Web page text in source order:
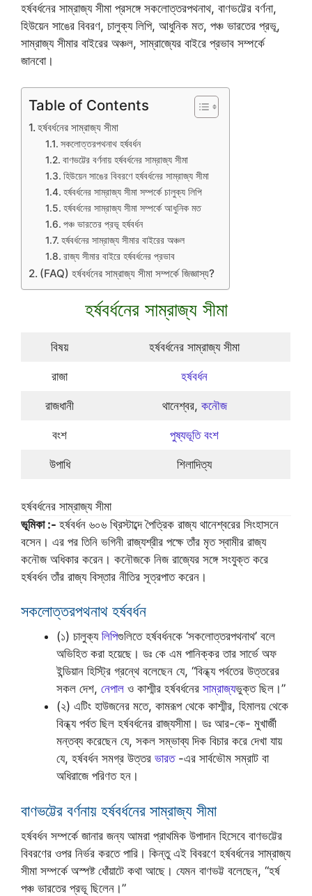
হর্ষবর্ধনের সাম্রাজ্য সীমা প্রসঙ্গে সকলোত্তরপথনাথ, বাণভট্টের বর্ণনা,
হিউয়েন সাঙের বিবরণ, চালুক্য লিপি, আধুনিক মত, পঞ্চ ভারতের প্রভূ,
সাম্রাজ্য সীমার বাইরের অঞ্চল, সাম্রাজ্যের বাইরে প্রভাব সম্পর্কে
জানবো।
Table of Contents
হর্ষবর্ধনের সাম্রাজ্য সীমা
সকলোত্তরপথনাথ হর্ষবর্ধন
বাণভট্টের বর্ণনায় হর্ষবর্ধনের সাম্রাজ্য সীমা
হিউয়েন সাঙের বিবরণে হর্ষবর্ধনের সাম্রাজ্য সীমা
হর্ষবর্ধনের সাম্রাজ্য সীমা সম্পর্কে চালুক্য লিপি
হর্ষবর্ধনের সাম্রাজ্য সীমা সম্পর্কে আধুনিক মত
পঞ্চ ভারতের প্রভূ হর্ষবর্ধন
হর্ষবর্ধনের সাম্রাজ্য সীমার বাইরের অঞ্চল
রাজ্য সীমার বাইরে হর্ষবর্ধনের প্রভাব
(FAQ) হর্ষবর্ধনের সাম্রাজ্য সীমা সম্পর্কে জিজ্ঞাস্য?
হর্ষবর্ধনের সাম্রাজ্য সীমা
বিষয় হর্ষবর্ধনের সাম্রাজ্য সীমা
রাজা হর্ষবর্ধন
রাজধানী থানেশ্বর, কনৌজ
বংশ পুষ্যভূতি বংশ
উপাধি শিলাদিত্য
হর্ষবর্ধনের সাম্রাজ্য সীমা
ভূমিকা :- হর্ষবর্ধন ৬০৬ খ্রিস্টাব্দে পৈত্রিক রাজ্য থানেশ্বরের সিংহাসনে
বসেন। এর পর তিনি ভগিনী রাজ্যশ্রীর পক্ষে তাঁর মৃত স্বামীর রাজ্য
কনৌজ অধিকার করেন। কনৌজকে নিজ রাজ্যের সঙ্গে সংযুক্ত করে
হর্ষবর্ধন তাঁর রাজ্য বিস্তার নীতির সূত্রপাত করেন।
সকলোত্তরপথনাথ হর্ষবর্ধন
(১) চালুক্য লিপিগুলিতে হর্ষবর্ধনকে ‘সকলোত্তরপথনাথ’ বলে
অভিহিত করা হয়েছে। ডঃ কে এম পানিক্কর তার সার্ভে অফ
ইন্ডিয়ান হিস্ট্রি গ্রন্থে বলেছেন যে, “বিন্ধ্য পর্বতের উত্তরের
সকল দেশ, নেপাল ও কাশ্মীর হর্ষবর্ধনের সাম্রাজ্যভুক্ত ছিল।”
(২) এটিং হাউজনের মতে, কামরূপ থেকে কাশ্মীর, হিমালয় থেকে
বিন্ধ্য পর্বত ছিল হর্ষবর্ধনের রাজ্যসীমা। ডঃ আর-কে- মুখার্জী
মন্তব্য করেছেন যে, সকল সম্ভাব্য দিক বিচার করে দেখা যায়
যে, হর্ষবর্ধন সমগ্র উত্তর ভারত-এর সার্বভৌম সম্রাট বা
অধিরাজে পরিণত হন।
বাণভট্টের বর্ণনায় হর্ষবর্ধনের সাম্রাজ্য সীমা
হর্ষবর্ধন সম্পর্কে জানার জন্য আমরা প্রাথমিক উপাদান হিসেবে বাণভট্টের
বিবরণের ওপর নির্ভর করতে পারি। কিন্তু এই বিবরণে হর্ষবর্ধনের সাম্রাজ্য
সীমা সম্পর্কে অস্পষ্ট ধোঁয়াটে কথা আছে। যেমন বাণভট্ট বলেছেন, “হর্ষ
পঞ্চ ভারতের প্রভূ ছিলেন।”